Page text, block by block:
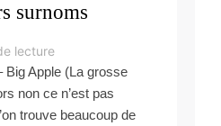
surnoms
lecture
Big Apple (La grosse
non ce n’est pas
trouve beaucoup de